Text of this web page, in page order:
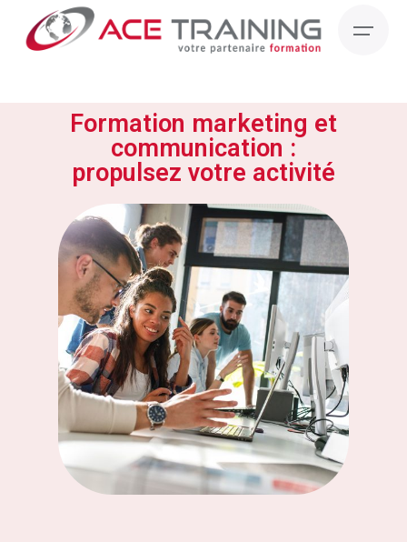
Formation marketing et
communication :
propulsez votre activité